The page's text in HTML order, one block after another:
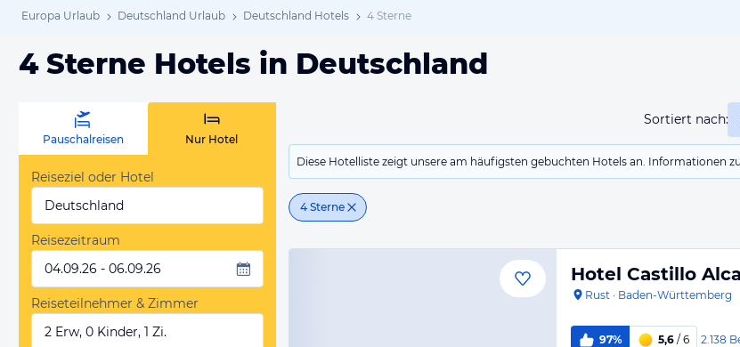
Europa Urlaub Deutschland Urlaub Deutschland Hotels 4 Sterne
4 Sterne Hotels in Deutschland
Sortiert nach:
Diese Hotelliste zeigt unsere am häufigsten gebuchten Hotels an. Informationen
4 Sterne
Pauschalreisen Nur Hotel
Reiseziel oder Hotel
Deutschland
Reisezeitraum
04.09.26 - 06.09.26
Reiseteilnehmer & Zimmer
2 Erw, 0 Kinder, 1 Zi.
Hotel Castillo
Rust · Baden-Württemberg
97% 5,6 / 6 2.138